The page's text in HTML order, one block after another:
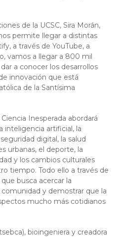
de la UCSC, Sira Morán,
permite llegar a distintas
a través de YouTube, a
vamos a llegar a 800 mil
a conocer los desarrollos
innovación que está
de la Santísima
Inesperada abordará
inteligencia artificial, la
digital, la salud
urbanas, el deporte, la
y los cambios culturales
tiempo. Todo ello a través de
busca acercar la
y demostrar que la
mucho más cotidianos
bioingeniera y creadora